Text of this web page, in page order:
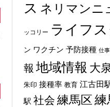
ス ネリマンニ
ッコリー ライフ
ン ワクチン 予防接種 仕事
報 地域情報 大
朱印 接種率 教育 江古田
駅 社会 練馬区 練